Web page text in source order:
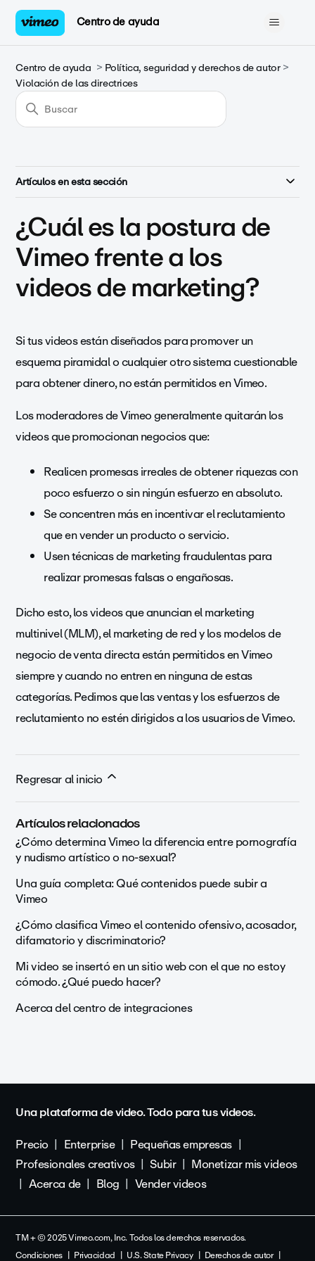
Centro de ayuda
Centro de ayuda
Política, seguridad y derechos de autor
Violación de las directrices
Artículos en esta sección
¿Cuál es la postura de
Vimeo frente a los
videos de marketing?
Si tus videos están diseñados para promover un
esquema piramidal o cualquier otro sistema cuestionable
para obtener dinero, no están permitidos en Vimeo.
Los moderadores de Vimeo generalmente quitarán los
videos que promocionan negocios que:
Realicen promesas irreales de obtener riquezas con
poco esfuerzo o sin ningún esfuerzo en absoluto.
Se concentren más en incentivar el reclutamiento
que en vender un producto o servicio.
Usen técnicas de marketing fraudulentas para
realizar promesas falsas o engañosas.
Dicho esto, los videos que anuncian el marketing
multinivel (MLM), el marketing de red y los modelos de
negocio de venta directa están permitidos en Vimeo
siempre y cuando no entren en ninguna de estas
categorías. Pedimos que las ventas y los esfuerzos de
reclutamiento no estén dirigidos a los usuarios de Vimeo.
Regresar al inicio
Artículos relacionados
¿Cómo determina Vimeo la diferencia entre pornografía
y nudismo artístico o no-sexual?
Una guía completa: Qué contenidos puede subir a
Vimeo
¿Cómo clasifica Vimeo el contenido ofensivo, acosador,
difamatorio y discriminatorio?
Mi video se insertó en un sitio web con el que no estoy
cómodo. ¿Qué puedo hacer?
Acerca del centro de integraciones
Una plataforma de video. Todo para tus videos.
Precio
Enterprise
Pequeñas empresas
Profesionales creativos
Subir
Monetizar mis videos
Acerca de
Blog Vender videos
TM + © 2025 Vimeo.com, Inc. Todos los derechos reservados.
Condiciones
Privacidad U.S. State Privacy Derechos de autor